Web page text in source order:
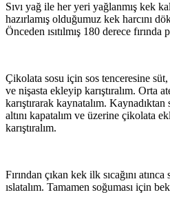
Sıvı yağ ile her yeri yağlanmış kek
hazırlamış olduğumuz kek harcını
Önceden ısıtılmış 180 derece fırında
Çikolata sosu için sos tenceresine
ve nişasta ekleyip karıştıralım. Orta
karıştırarak kaynatalım. Kaynadıktan
altını kapatalım ve üzerine çikolata
karıştıralım.
Fırından çıkan kek ilk sıcağını
ıslatalım. Tamamen soğuması için